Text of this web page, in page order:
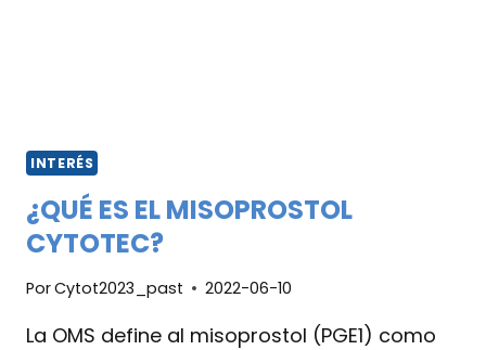
INTERÉS
¿QUÉ ES EL MISOPROSTOL
CYTOTEC?
PorCytot2023_past 2022-06-10
La OMS define al misoprostol (PGE1) como